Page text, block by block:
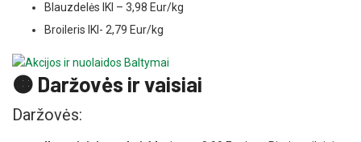
Blauzdelės IKI – 3,98 Eur/kg
Broileris IKI- 2,79 Eur/kg
🟠 Daržovės ir vaisiai
Daržovės: